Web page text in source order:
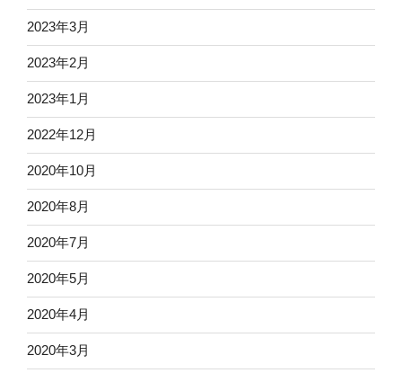
2023年3月
2023年2月
2023年1月
2022年12月
2020年10月
2020年8月
2020年7月
2020年5月
2020年4月
2020年3月